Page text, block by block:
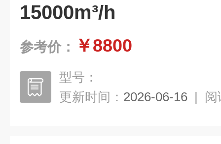
15000m³/h
参考价： ￥8800
型号：
更新时间： 2026-06-16 | 阅